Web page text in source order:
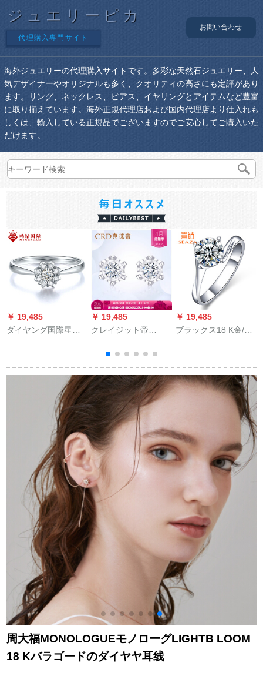
ジュエリーピカ
代理購入専門サイト
お問い合わせ
海外ジュエリーの代理購入サイトです。多彩な天然石ジュエリー、人
気デザイナーやオリジナルも多く、クオリティの高さにも定評があり
ます。リング、ネックレス、ピアス、イヤリングとアイテムなど豊富
に取り揃えています。海外正規代理店および国内代理店より仕入れも
しくは、輸入している正規品でございますのでご安心してご購入いた
だけます。
￥ 19,485
ダイヤング国際星空
輪14号
￥ 19,485
クレイジット帝
テ女性ダイアグ結婚
婚約イヤリング六爪
ピE 0800340分F-G色
SI 0833
￥ 19,485
ブラックス18 K金/プ
现物-PT 950プラチナ
37分IJ色
周大福MONOLOGUEモノローグLIGHTB LOOM
18 Kバラゴードのダイヤヤ耳线